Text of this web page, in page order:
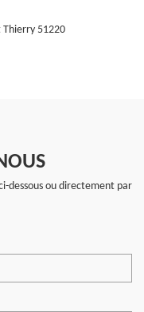
Thierry 51220
dessous ou directement par